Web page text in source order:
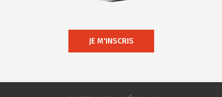
JE M'INSCRIS